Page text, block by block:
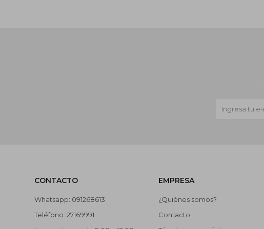
CONTACTO
Whatsapp: 091268613
Teléfono: 27169991
EMPRESA
¿Quiénes somos?
Contacto